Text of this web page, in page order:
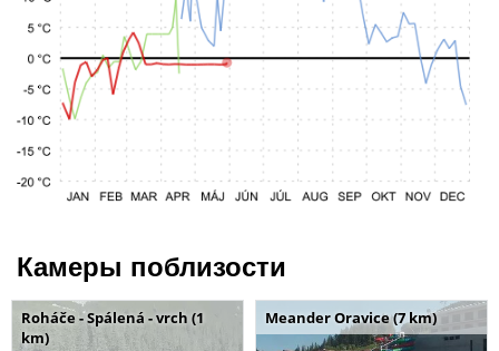
Камеры поблизости
Roháče - Spálená - vrch (1
km)
Meander Oravice (7 km)